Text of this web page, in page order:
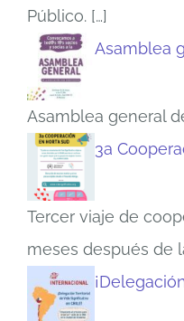
Público. […]
Asamblea
Asamblea general
3a
Tercer viaje de
meses después de